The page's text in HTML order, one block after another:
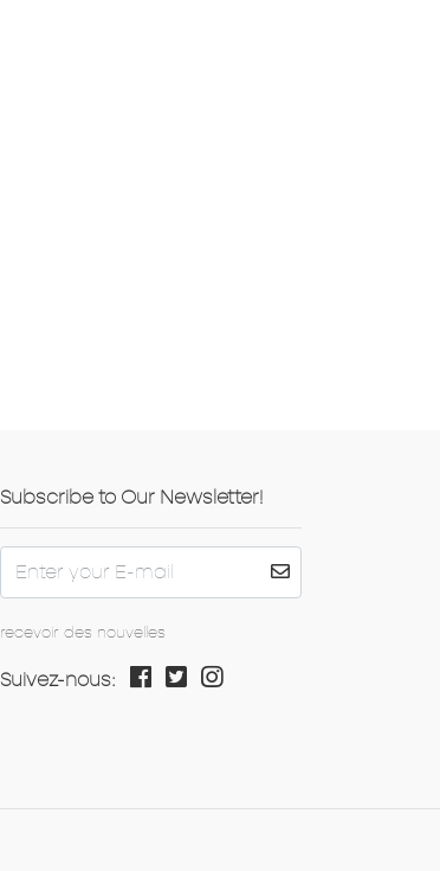
Subscribe to Our Newsletter!
recevoir des nouvelles
Suivez-nous: